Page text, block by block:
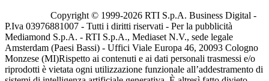
Copyright © 1999-2026 RTI S.p.A. Business Digital -
P.Iva 03976881007 - Tutti i diritti riservati - Per la pubblicità
Mediamond S.p.A. - RTI S.p.A., Mediaset N.V., sede legale
Amsterdam (Paesi Bassi) - Uffici Viale Europa 46, 20093 Cologno
Monzese (MI)Rispetto ai contenuti e ai dati personali trasmessi e/o
riprodotti è vietata ogni utilizzazione funzionale all’addestramento di